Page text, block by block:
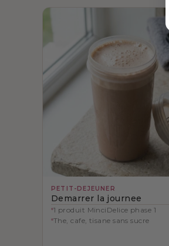
PETIT-DEJEUNER
Demarrer la journee
1 produit MinciDelice phase 1
The, cafe, tisane sans sucre